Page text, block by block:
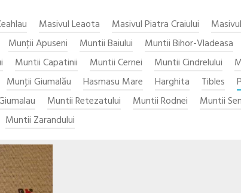
Masivul Leaota Masivul Piatra Craiului
Munţii Apuseni Muntii Baiului Muntii Bihor-Vladeasa
Muntii Capatinii Muntii Cernei Muntii Cindrelului
Munţii Giumalău Hasmasu Mare Harghita Tibles
Muntii Retezatului Muntii Rodnei Muntii
Muntii Zarandului